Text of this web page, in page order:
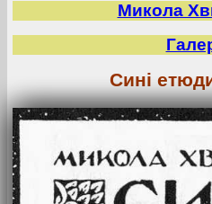
Микола
Сині